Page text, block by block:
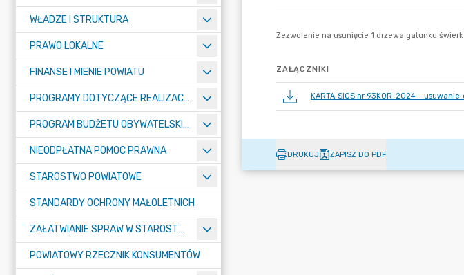
WŁADZE I STRUKTURA
PRAWO LOKALNE
FINANSE I MIENIE POWIATU
PROGRAMY DOTYCZĄCE REALIZACJI ZADAŃ PUBLICZNYCH
PROGRAM BUDŻETU OBYWATELSKIEGO POWIATU BYDGOSKIEGO
NIEODPŁATNA POMOC PRAWNA
STAROSTWO POWIATOWE
STANDARDY OCHRONY MAŁOLETNICH
ZAŁATWIANIE SPRAW W STAROSTWIE
POWIATOWY RZECZNIK KONSUMENTÓW
ZAŁĄCZNIKI
KARTA SIOS nr 93KOR-2024 -
DRUKUJ ZAPISZ DO PDF